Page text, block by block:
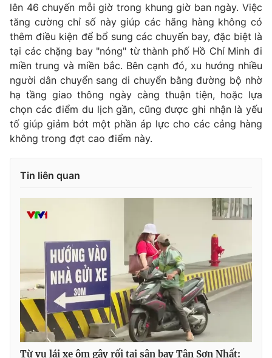
VTV4 Vươn mình bằng AI
VTV9 VTV8
Liên hệ tòa soạn English
THỜI BÁO VTV
Cơ quan chủ quản:Đài Truyền hình Việt Nam
Cơ quan báo chí: Thời báo VTV
Giấy phép hoạt động báo in và báo điện tử số 483/GP-BTTTT
cấp ngày 29/12/2023
Tổng Biên tập:Vũ Thanh Thủy
Phó Tổng Biên tập: Nguyễn Thị Mỹ Hạnh, Phạm Quốc Thắng,
Nguyễn Trọng Ninh
Tổng đài VTV: 024.38 355 931 - 024.38 355 932
lên 46 chuyến mỗi giờ trong khung giờ ban ngày. Việc
tăng cường chỉ số này giúp các hãng hàng không có
thêm điều kiện để bổ sung các chuyến bay, đặc biệt là
tại các chặng bay "nóng" từ thành phố Hồ Chí Minh đi
miền trung và miền bắc. Bên cạnh đó, xu hướng nhiều
người dân chuyển sang di chuyển bằng đường bộ nhờ
hạ tầng giao thông ngày càng thuận tiện, hoặc lựa
chọn các điểm du lịch gần, cũng được ghi nhận là yếu
tố giúp giảm bớt một phần áp lực cho các cảng hàng
không trong đợt cao điểm này.
Tin liên quan
Từ vụ lái xe ôm gây rối tại sân bay Tân Sơn Nhất: